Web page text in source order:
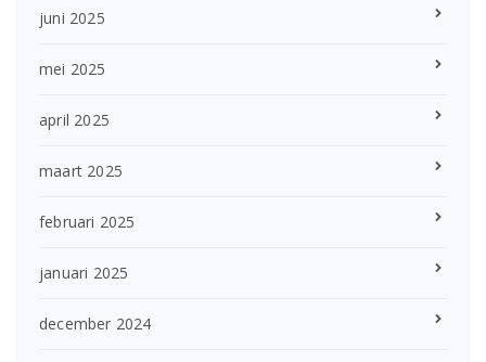
juni 2025
mei 2025
april 2025
maart 2025
februari 2025
januari 2025
december 2024